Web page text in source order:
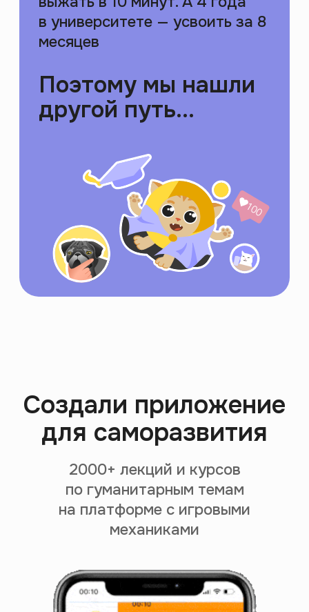
За 299 ₽/месяц, чтобы
позволить
Подбираем контент
на основе твоих интересов
Создали приложение
для саморазвития
по гуманитарным темам
на платформе с игровыми
механиками